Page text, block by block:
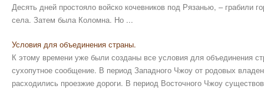
Десять дней простояло войско кочевников под Рязанью, – грабили
села. Затем была Коломна. Но ...
Условия для объединения страны.
К этому времени уже были созданы все условия для объединения
сухопутное сообщение. В период Западного Чжоу от родовых
расходились проезжие дороги. В период Восточного Чжоу